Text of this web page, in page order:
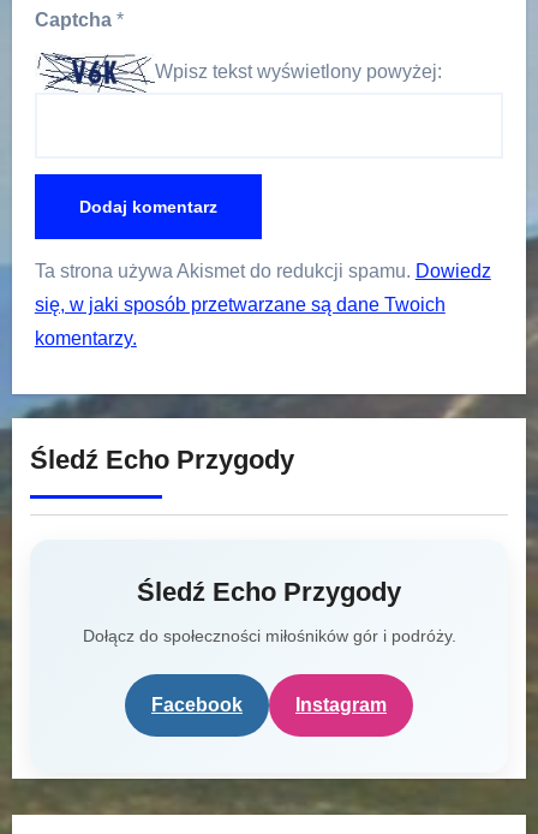
Captcha *
Wpisz tekst wyświetlony powyżej:
Ta strona używa Akismet do redukcji spamu. Dowiedz
się, w jaki sposób przetwarzane są dane Twoich
komentarzy.
Śledź Echo Przygody
Śledź Echo Przygody
Dołącz do społeczności miłośników gór i podróży.
Facebook Instagram